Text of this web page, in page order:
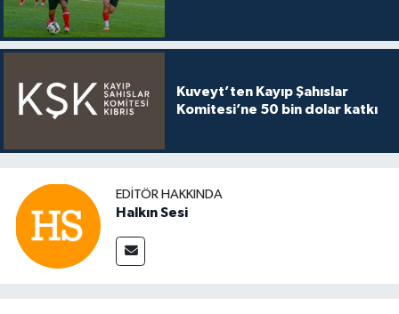
Kuveyt’ten Kayıp Şahıslar
Komitesi’ne 50 bin dolar katkı
EDITÖR HAKKINDA
Halkın Sesi